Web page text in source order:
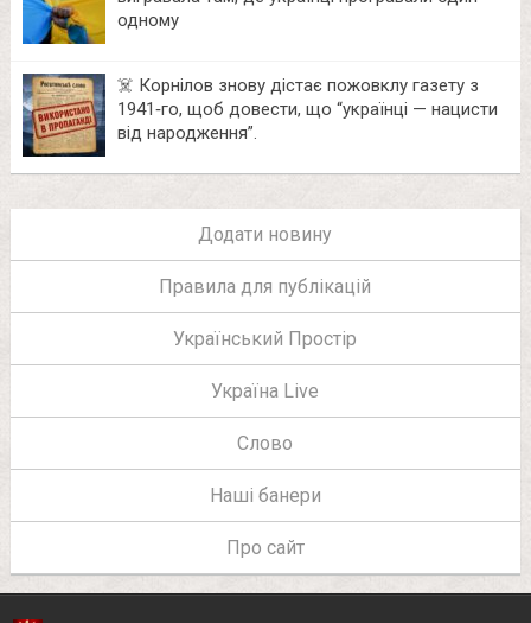
одному
☠️ Корнілов знову дістає пожовклу газету з
1941‑го, щоб довести, що “українці — нацисти
від народження”.
Додати новину
Правила для публікацій
Український Простір
Україна Live
Слово
Наші банери
Про сайт